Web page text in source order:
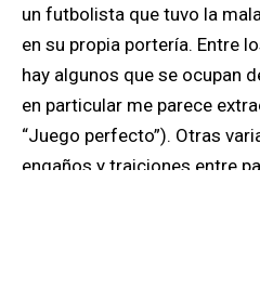
un futbolista que tuvo la
en su propia portería. Entre
hay algunos que se ocupan
en particular me parece
“Juego perfecto”). Otras
engaños y traiciones entre